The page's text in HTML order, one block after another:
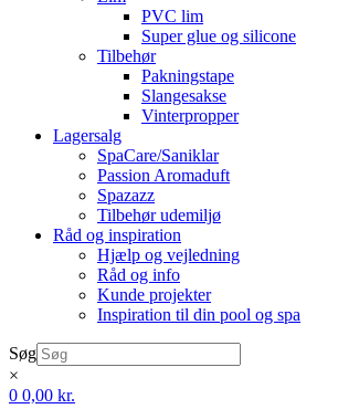
PVC lim
Super glue og silicone
Tilbehør
Pakningstape
Slangesakse
Vinterpropper
Lagersalg
SpaCare/Saniklar
Passion Aromaduft
Spazazz
Tilbehør udemiljø
Råd og inspiration
Hjælp og vejledning
Råd og info
Kunde projekter
Inspiration til din pool og spa
Søg
×
0 0,00 kr.